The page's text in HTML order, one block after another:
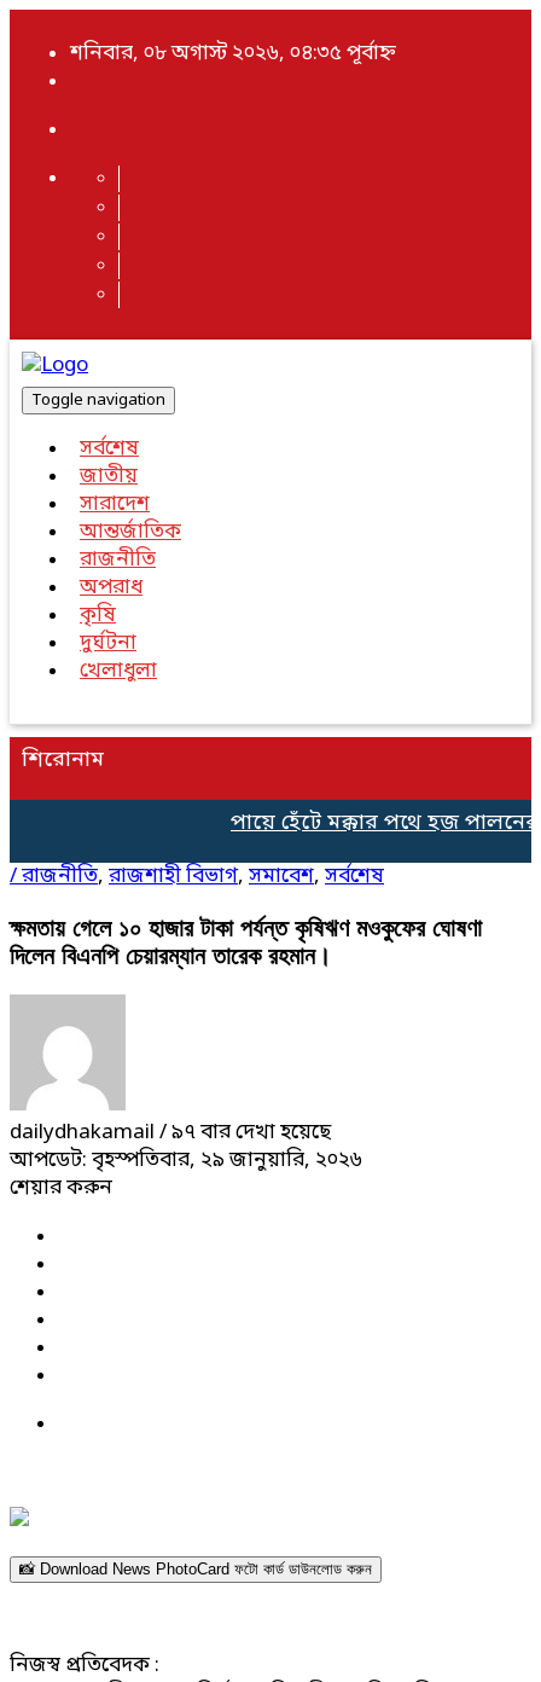
শনিবার, ০৮ অগাস্ট ২০২৬, ০৪:৩৫ পূর্বাহ্ন
Toggle navigation
সর্বশেষ
জাতীয়
সারাদেশ
আন্তর্জাতিক
রাজনীতি
অপরাধ
কৃষি
দুর্ঘটনা
খেলাধুলা
শিরোনাম
পায়ে হেঁটে মক্কার পথে হজ পালনের
/রাজনীতি, রাজশাহী বিভাগ, সমাবেশ, সর্বশেষ
ক্ষমতায় গেলে ১০ হাজার টাকা পর্যন্ত কৃষিঋণ মওকুফের ঘোষণা
দিলেন বিএনপি চেয়ারম্যান তারেক রহমান।
dailydhakamail / ৯৭ বার দেখা হয়েছে
আপডেট: বৃহস্পতিবার, ২৯ জানুয়ারি, ২০২৬
শেয়ার করুন
📸 Download News PhotoCard ফটো কার্ড ডাউনলোড করুন
নিজস্ব প্রতিবেদক :